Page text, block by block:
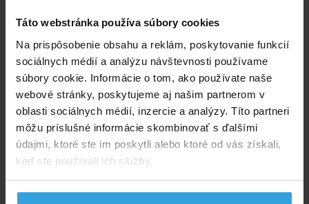
Táto webstránka používa súbory cookies
Na prispôsobenie obsahu a reklám, poskytovanie funkcií
sociálnych médií a analýzu návštevnosti používame
súbory cookie. Informácie o tom, ako používate naše
webové stránky, poskytujeme aj našim partnerom v
oblasti sociálnych médií, inzercie a analýzy. Títo partneri
môžu príslušné informácie skombinovať s ďalšími
údajmi, ktoré ste im poskytli alebo ktoré od vás získali,
keď ste používali ich služby.
Kód produktu: BK1518
E-shop: Skladom > 50 ks v pondelok u vás
1,83 EUR bez DPH 2,25 EUR
Do košíka